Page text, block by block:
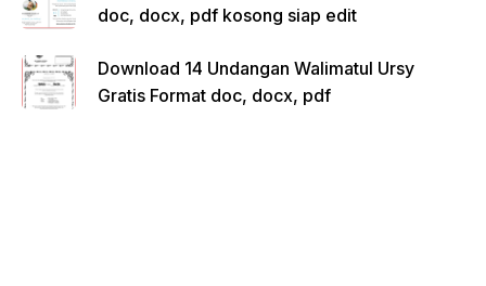
doc, docx, pdf kosong siap edit
Download 14 Undangan Walimatul Ursy
Gratis Format doc, docx, pdf